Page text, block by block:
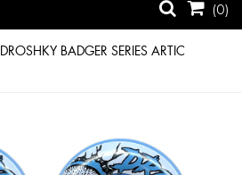
(0)
DROSHKY BADGER SERIES ARTIC